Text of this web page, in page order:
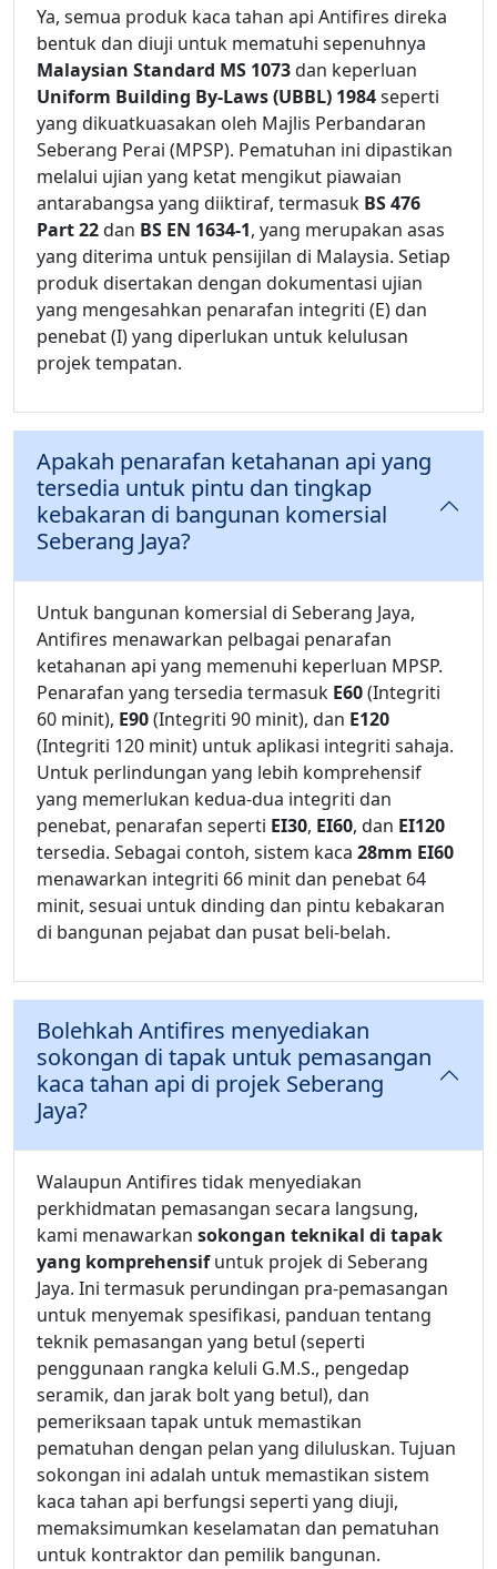
Ya, semua produk kaca tahan api Antifires direka
bentuk dan diuji untuk mematuhi sepenuhnya
Malaysian Standard MS 1073dan keperluan
Uniform Building By-Laws (UBBL) 1984seperti
yang dikuatkuasakan oleh Majlis Perbandaran
Seberang Perai (MPSP). Pematuhan ini dipastikan
melalui ujian yang ketat mengikut piawaian
antarabangsa yang diiktiraf, termasuk BS 476
Part 22dan BS EN 1634-1, yang merupakan asas
yang diterima untuk pensijilan di Malaysia. Setiap
produk disertakan dengan dokumentasi ujian
yang mengesahkan penarafan integriti (E) dan
penebat (I) yang diperlukan untuk kelulusan
projek tempatan.
Apakah penarafan ketahanan api yang
tersedia untuk pintu dan tingkap
kebakaran di bangunan komersial
Seberang Jaya?
Untuk bangunan komersial di Seberang Jaya,
Antifires menawarkan pelbagai penarafan
ketahanan api yang memenuhi keperluan MPSP.
Penarafan yang tersedia termasuk E60(Integriti
60 minit), E90(Integriti 90 minit), dan E120
(Integriti 120 minit) untuk aplikasi integriti sahaja.
Untuk perlindungan yang lebih komprehensif
yang memerlukan kedua-dua integriti dan
penebat, penarafan seperti EI30, EI60, dan EI120
tersedia. Sebagai contoh, sistem kaca 28mm EI60
menawarkan integriti 66 minit dan penebat 64
minit, sesuai untuk dinding dan pintu kebakaran
di bangunan pejabat dan pusat beli-belah.
Bolehkah Antifires menyediakan
sokongan di tapak untuk pemasangan
kaca tahan api di projek Seberang
Jaya?
Walaupun Antifires tidak menyediakan
perkhidmatan pemasangan secara langsung,
kami menawarkan sokongan teknikal di tapak
yang komprehensifuntuk projek di Seberang
Jaya. Ini termasuk perundingan pra-pemasangan
untuk menyemak spesifikasi, panduan tentang
teknik pemasangan yang betul (seperti
penggunaan rangka keluli G.M.S., pengedap
seramik, dan jarak bolt yang betul), dan
pemeriksaan tapak untuk memastikan
pematuhan dengan pelan yang diluluskan. Tujuan
sokongan ini adalah untuk memastikan sistem
kaca tahan api berfungsi seperti yang diuji,
memaksimumkan keselamatan dan pematuhan
untuk kontraktor dan pemilik bangunan.